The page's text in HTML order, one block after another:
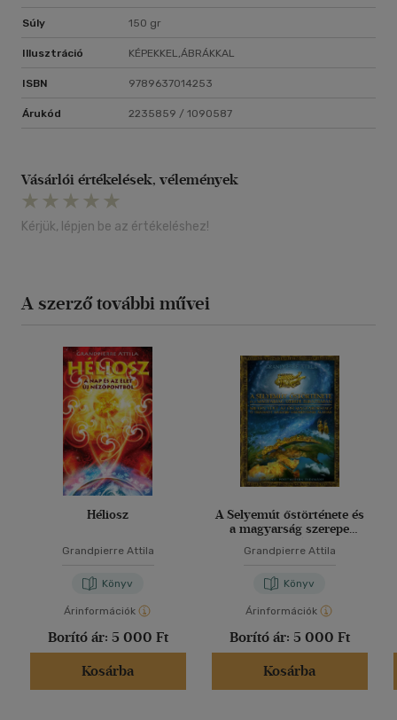
Súly 150 gr
Illusztráció KÉPEKKEL,ÁBRÁKKAL
ISBN 9789637014253
Árukód 2235859 / 1090587
Vásárlói értékelések, vélemények
Kérjük, lépjen be az értékeléshez!
A szerző további művei
Héliosz
Grandpierre Attila
Könyv
Árinformációk
Borító ár: 5 000 Ft
Kosárba
A Selyemút őstörténete és
a magyarság szerepe
Grandpierre Attila
Könyv
Árinformációk
Borító ár: 5 000 Ft
Kosárba